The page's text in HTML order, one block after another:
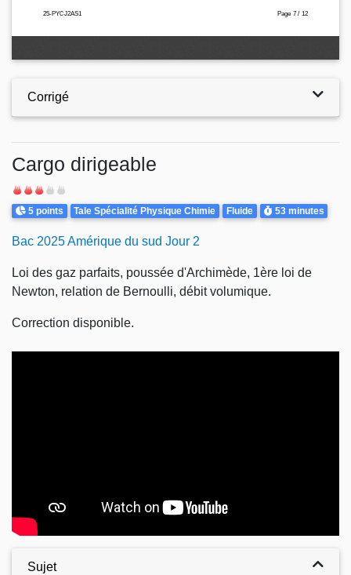
Corrigé
Cargo dirigeable
Difficulté
Points
5 points Theme
Tale Spécialité Physique Chimie Fluide Durée
53 minutes
Bac 2025 Amérique du sud Jour 2
Loi des gaz parfaits, poussée d'Archimède, 1ère loi de
Newton, relation de Bernoulli, débit volumique.
Correction disponible.
Sujet